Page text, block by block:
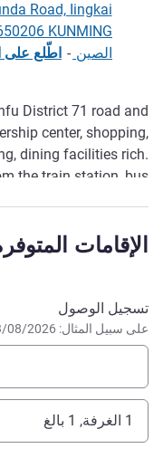
Road, Iingkai
الصين - اطّلع على
الوصف
District 71 road and
center, shopping,
dining facilities rich.
the train station, bus
business travel and
leisure to stay.
الإقامات
احجز في هذا
تسجيل الوصول
على سبيل المثال: 13/08/2026
1 الغرفة, 1 بالغ